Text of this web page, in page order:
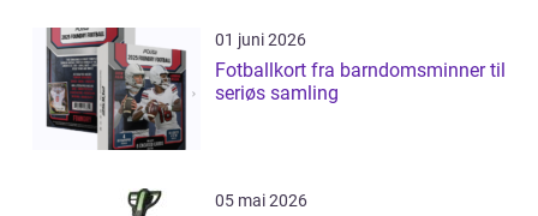
01 juni 2026
Fotballkort fra barndomsminner til
seriøs samling
05 mai 2026